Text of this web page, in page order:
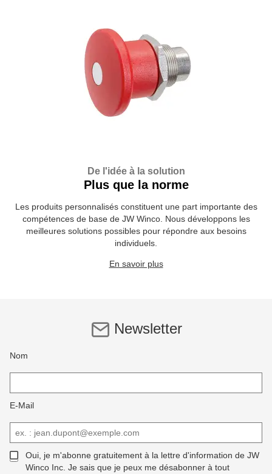
De l'idée à la solution
Plus que la norme
Les produits personnalisés constituent une part importante des
compétences de base de JW Winco. Nous développons les
meilleures solutions possibles pour répondre aux besoins
individuels.
En savoir plus
Newsletter
Nom
E-Mail
Oui, je m'abonne gratuitement à la lettre d'information de JW
Winco Inc. Je sais que je peux me désabonner à tout